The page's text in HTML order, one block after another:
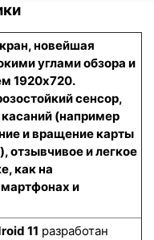
новейшая
углами обзора и
1920x720.
сенсор,
(например
и вращение карты
отзывчивое и легкое
как на
и
11 разработан